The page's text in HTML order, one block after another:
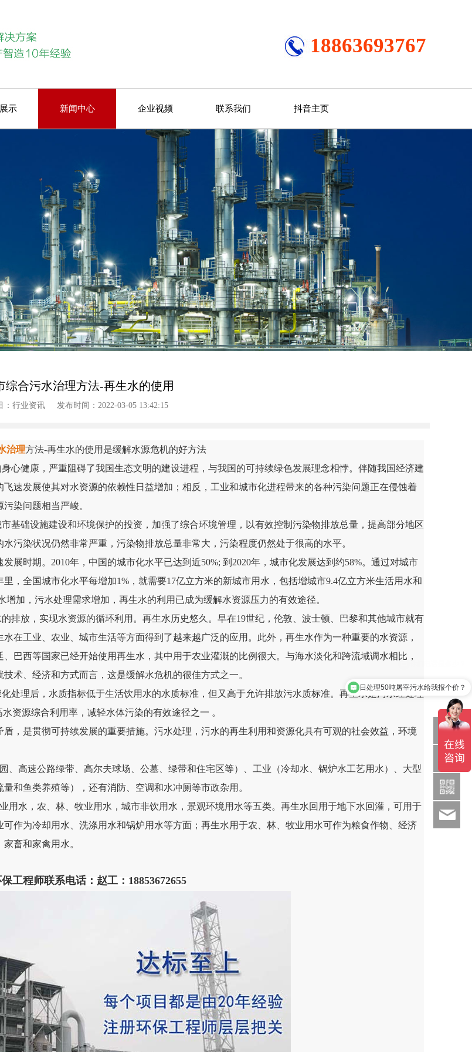
18863693767
示 新闻中心 企业视频 联系我们 抖音主页
综合污水治理方法-再生水的使用
：行业资讯 发布时间：2022-03-05 13:42:15
治理方法-再生水的使用是缓解水源危机的好方法
健康，严重阻碍了我国生态文明的建设进程，与我国的可持续绿色发展理念相悖。伴随我国经济建
速发展使其对水资源的依赖性日益增加；相反，工业和城市化进程带来的各种污染问题正在侵蚀着
染问题相当严峻。
础设施建设和环境保护的投资，加强了综合环境管理，以有效控制污染物排放总量，提高部分地区
污染状况仍然非常严重，污染物排放总量非常大，污染程度仍然处于很高的水平。
时期。2010年，中国的城市化水平已达到近50%; 到2020年，城市化发展达到约58%。通过对城市
，全国城市化水平每增加1%，就需要17亿立方米的新城市用水，包括增城市9.4亿立方米生活用水和
加，污水处理需求增加，再生水的利用已成为缓解水资源压力的有效途径。
放，实现水资源的循环利用。再生水历史悠久。早在19世纪，伦敦、波士顿、巴黎和其他城市就有
在工业、农业、城市生活等方面得到了越来越广泛的应用。此外，再生水作为一种重要的水资源，
巴西等国家已经开始使用再生水，其中用于农业灌溉的比例很大。与海水淡化和跨流域调水相比，
术、经济和方式而言，这是缓解水危机的很佳方式之一。
理后，水质指标低于生活饮用水的水质标准，但又高于允许排放污水质标准。再生水是污水经处理
资源综合利用率，减轻水体污染的有效途径之一 。
，是贯彻可持续发展的重要措施。污水处理，污水的再生利用和资源化具有可观的社会效益，环境
高速公路绿带、高尔夫球场、公墓、绿带和住宅区等）、工业（冷却水、锅炉水工艺用水）、大型
和鱼类养殖等），还有消防、空调和水冲厕等市政杂用。
水，农、林、牧业用水，城市非饮用水，景观环境用水等五类。再生水回用于地下水回灌，可用于
作为冷却用水、洗涤用水和锅炉用水等方面；再生水用于农、林、牧业用水可作为粮食作物、经济
畜和家禽用水。
工程师联系电话：赵工：18853672655
日处理50吨屠宰污水给我报个价？